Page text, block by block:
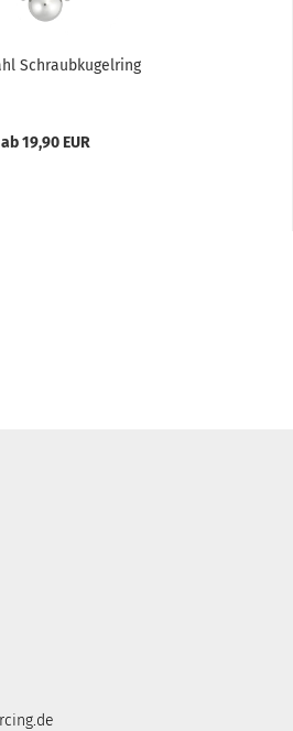
Schraubkugelring
ab 19,90 EUR